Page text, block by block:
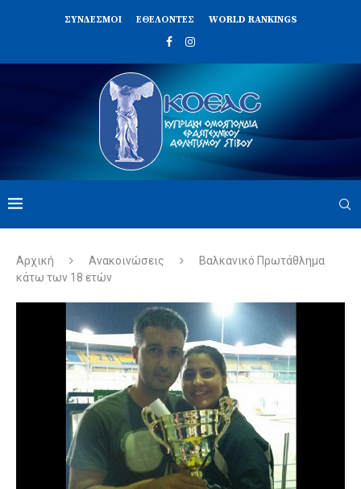
ΣΥΝΔΈΣΜΟΙ ΕΘΕΛΟΝΤΈΣ WORLD RANKINGS
Αρχική Ανακοινώσεις
Βαλκανικό Πρωτάθλημα
κάτω των 18 ετών